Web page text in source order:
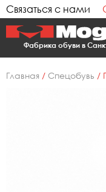
Связаться с нами
Фабрика обуви в
Главная / Спецобувь /